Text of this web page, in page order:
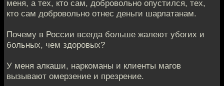
меня, а тех, кто сам, добровольно опустился, тех,
кто сам добровольно отнес деньги шарлатанам.
Почему в России всегда больше жалеют убогих и
больных, чем здоровых?
У меня алкаши, наркоманы и клиенты магов
вызывают омерзение и презрение.